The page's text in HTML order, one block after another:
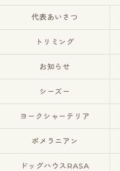
代表あいさつ
トリミング
お知らせ
シーズー
ヨークシャーテリア
ポメラニアン
ドッグハウスRASA